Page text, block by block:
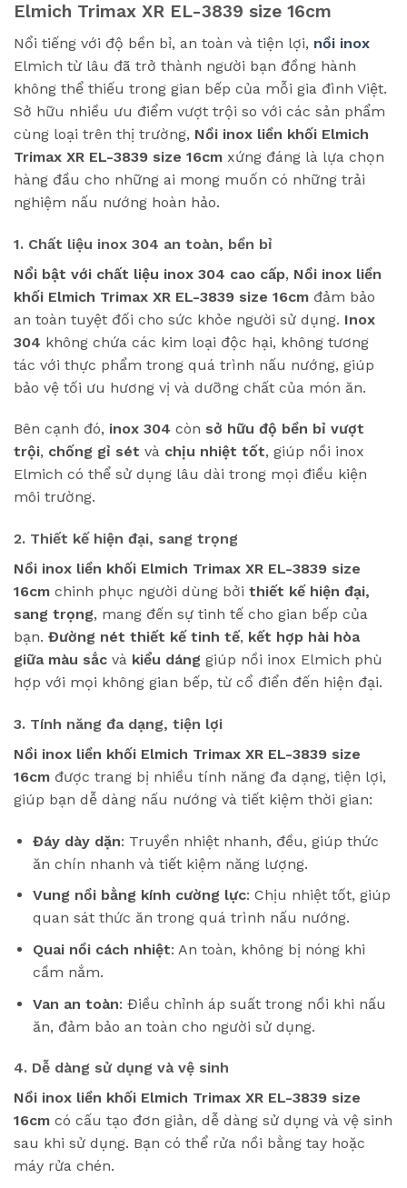
Elmich Trimax XR EL-3839 size 16cm
Nổi tiếng với độ bền bỉ, an toàn và tiện lợi, nồi inox
Elmich từ lâu đã trở thành người bạn đồng hành
không thể thiếu trong gian bếp của mỗi gia đình Việt.
Sở hữu nhiều ưu điểm vượt trội so với các sản phẩm
cùng loại trên thị trường, Nồi inox liền khối Elmich
Trimax XR EL-3839 size 16cm xứng đáng là lựa chọn
hàng đầu cho những ai mong muốn có những trải
nghiệm nấu nướng hoàn hảo.
1. Chất liệu inox 304 an toàn, bền bỉ
Nổi bật với chất liệu inox 304 cao cấp, Nồi inox liền
khối Elmich Trimax XR EL-3839 size 16cm đảm bảo
an toàn tuyệt đối cho sức khỏe người sử dụng. Inox
304 không chứa các kim loại độc hại, không tương
tác với thực phẩm trong quá trình nấu nướng, giúp
bảo vệ tối ưu hương vị và dưỡng chất của món ăn.
Bên cạnh đó, inox 304 còn sở hữu độ bền bỉ vượt
trội, chống gỉ sét và chịu nhiệt tốt, giúp nồi inox
Elmich có thể sử dụng lâu dài trong mọi điều kiện
môi trường.
2. Thiết kế hiện đại, sang trọng
Nồi inox liền khối Elmich Trimax XR EL-3839 size
16cm chinh phục người dùng bởi thiết kế hiện đại,
sang trọng, mang đến sự tinh tế cho gian bếp của
bạn. Đường nét thiết kế tinh tế, kết hợp hài hòa
giữa màu sắc và kiểu dáng giúp nồi inox Elmich phù
hợp với mọi không gian bếp, từ cổ điển đến hiện đại.
3. Tính năng đa dạng, tiện lợi
Nồi inox liền khối Elmich Trimax XR EL-3839 size
16cm được trang bị nhiều tính năng đa dạng, tiện lợi,
giúp bạn dễ dàng nấu nướng và tiết kiệm thời gian:
Đáy dày dặn: Truyền nhiệt nhanh, đều, giúp thức
ăn chín nhanh và tiết kiệm năng lượng.
Vung nồi bằng kính cường lực: Chịu nhiệt tốt, giúp
quan sát thức ăn trong quá trình nấu nướng.
Quai nồi cách nhiệt: An toàn, không bị nóng khi
cầm nắm.
Van an toàn: Điều chỉnh áp suất trong nồi khi nấu
ăn, đảm bảo an toàn cho người sử dụng.
4. Dễ dàng sử dụng và vệ sinh
Nồi inox liền khối Elmich Trimax XR EL-3839 size
16cm có cấu tạo đơn giản, dễ dàng sử dụng và vệ sinh
sau khi sử dụng. Bạn có thể rửa nồi bằng tay hoặc
máy rửa chén.